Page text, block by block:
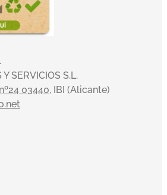
SERVICIOS S.L.
03440, IBI (Alicante)